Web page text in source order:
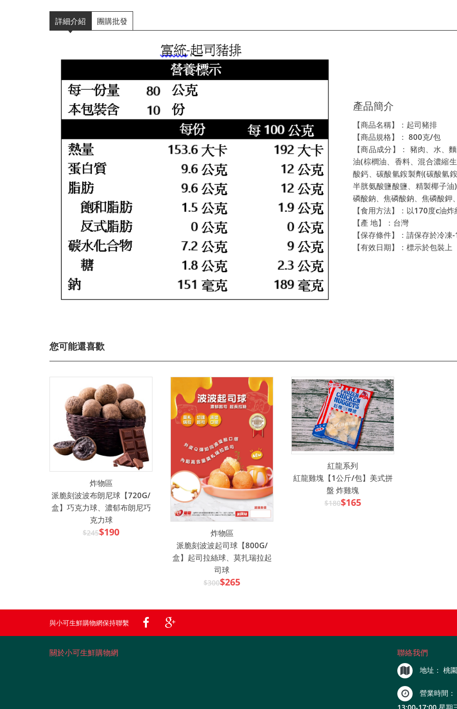
詳細介紹 團購批發
產品簡介
【商品名稱】：起司豬排
【商品規格】： 800克/包
【商品成分】： 豬肉、水、
油(棕櫚油、香料、混合濃縮
酸鈣、碳酸氫銨製劑(碳酸氫
半胱氨酸鹽酸鹽、精製椰子
磷酸鈉、焦磷酸鈉、焦磷酸鉀
【食用方法】：以170度c油
【產 地】：台灣
【保存條件】：請保存於冷
【有效日期】：標示於包裝上
您可能還喜歡
炸物區
派脆刻波波布朗尼球【720G/
盒】巧克力球、濃郁布朗尼巧
克力球
$245$190
炸物區
派脆刻波波起司球【800G/
盒】起司拉絲球、莫扎瑞拉起
司球
$300$265
紅龍系列
紅龍雞塊【1公斤/包】美式拼
盤 炸雞塊
$180$165
與小可生鮮購物網保持聯繫
關於小可生鮮購物網 聯絡我們
地址： 桃
營業時間：